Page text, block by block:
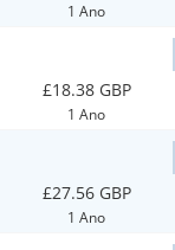
1 Ano
£18.38 GBP
1 Ano
£27.56 GBP
1 Ano